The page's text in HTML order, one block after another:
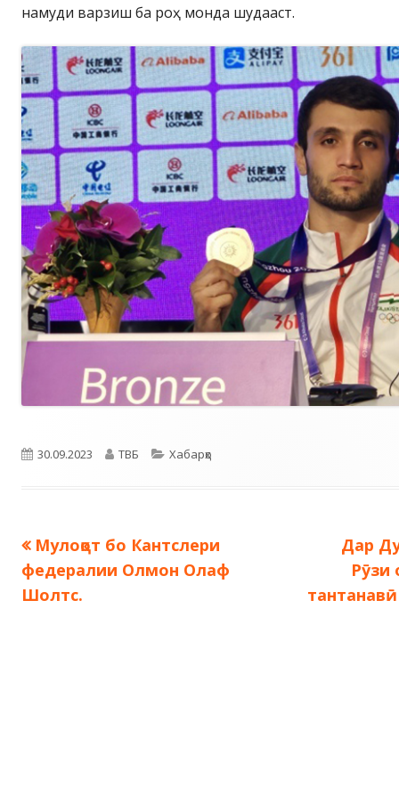
намуди варзиш ба роҳ монда шудааст.
Опубликовано
30.09.2023 Автор
ТВБ Рубрики
Хабарҳо
Навигация
по
Предыдущая
запись:
Мулоқот бо Кантслери
федералии Олмон Олаф
Шолтс.
Дар
Рӯзи